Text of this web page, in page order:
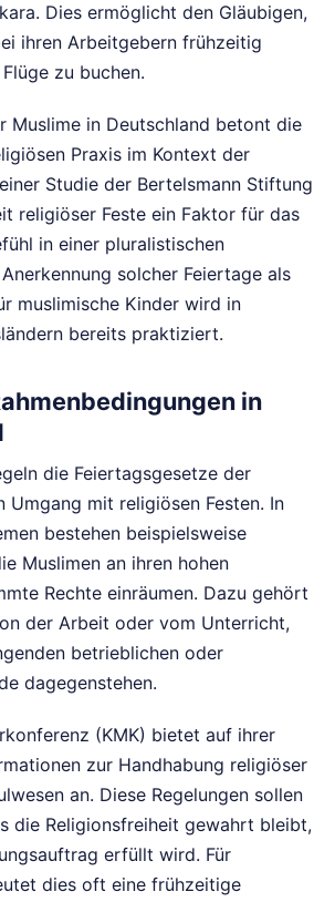
Dies ermöglicht den Gläubigen,
ihren Arbeitgebern frühzeitig
zu buchen.
Muslime in Deutschland betont die
Praxis im Kontext der
Studie der Bertelsmann Stiftung
religiöser Feste ein Faktor für das
in einer pluralistischen
solcher Feiertage als
muslimische Kinder wird in
bereits praktiziert.
in
die Feiertagsgesetze der
Umgang mit religiösen Festen. In
bestehen beispielsweise
Muslimen an ihren hohen
Rechte einräumen. Dazu gehört
der Arbeit oder vom Unterricht,
betrieblichen oder
dagegenstehen.
(KMK) bietet auf ihrer
zur Handhabung religiöser
an. Diese Regelungen sollen
die Religionsfreiheit gewahrt bleibt,
erfüllt wird. Für
dies oft eine frühzeitige